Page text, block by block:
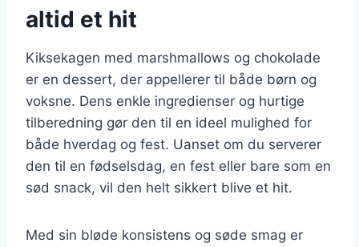
altid et hit
Kiksekagen med marshmallows og chokolade
er en dessert, der appellerer til både børn og
voksne. Dens enkle ingredienser og hurtige
tilberedning gør den til en ideel mulighed for
både hverdag og fest. Uanset om du serverer
den til en fødselsdag, en fest eller bare som en
sød snack, vil den helt sikkert blive et hit.
Med sin bløde konsistens og søde smag er